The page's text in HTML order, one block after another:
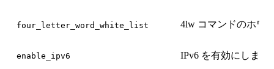
four_letter_word_white_list 4lw コマンドのホワ
enable_ipv6 IPv6 を有効にします